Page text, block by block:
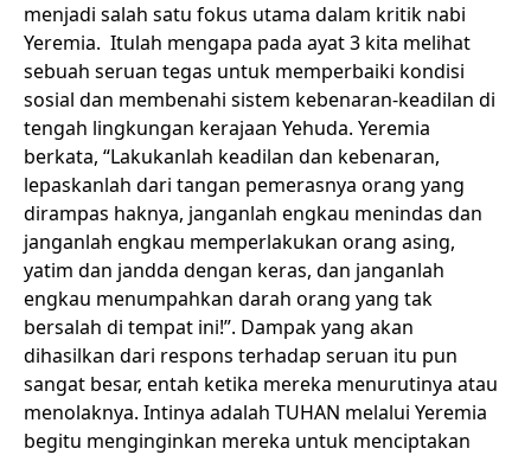
menjadi salah satu fokus utama dalam kritik nabi
Yeremia. Itulah mengapa pada ayat 3 kita melihat
sebuah seruan tegas untuk memperbaiki kondisi
sosial dan membenahi sistem kebenaran-keadilan di
tengah lingkungan kerajaan Yehuda. Yeremia
berkata, “Lakukanlah keadilan dan kebenaran,
lepaskanlah dari tangan pemerasnya orang yang
dirampas haknya, janganlah engkau menindas dan
janganlah engkau memperlakukan orang asing,
yatim dan jandda dengan keras, dan janganlah
engkau menumpahkan darah orang yang tak
bersalah di tempat ini!”. Dampak yang akan
dihasilkan dari respons terhadap seruan itu pun
sangat besar, entah ketika mereka menurutinya atau
menolaknya. Intinya adalah TUHAN melalui Yeremia
begitu menginginkan mereka untuk menciptakan